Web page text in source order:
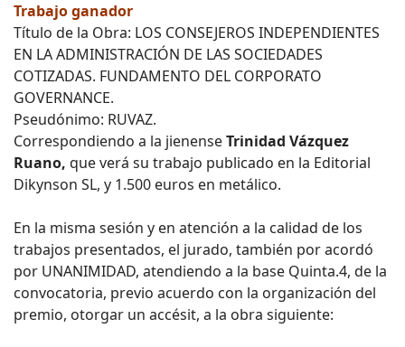
Trabajo ganador
Título de la Obra: LOS CONSEJEROS INDEPENDIENTES
EN LA ADMINISTRACIÓN DE LAS SOCIEDADES
COTIZADAS. FUNDAMENTO DEL CORPORATO
GOVERNANCE.
Pseudónimo: RUVAZ.
Correspondiendo a la jienenseTrinidad Vázquez
Ruano, que verá su trabajo publicado en la Editorial
Dikynson SL, y 1.500 euros en metálico.
En la misma sesión y en atención a la calidad de los
trabajos presentados, el jurado, también por acordó
por UNANIMIDAD, atendiendo a la base Quinta.4, de la
convocatoria, previo acuerdo con la organización del
premio, otorgar un accésit, a la obra siguiente: